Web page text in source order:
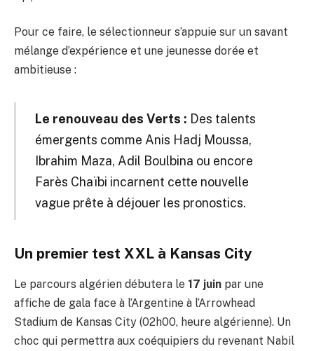
Pour ce faire, le sélectionneur s’appuie sur un savant
mélange d’expérience et une jeunesse dorée et
ambitieuse :
Le renouveau des Verts : Des talents
émergents comme Anis Hadj Moussa,
Ibrahim Maza, Adil Boulbina ou encore
Farès Chaïbi incarnent cette nouvelle
vague prête à déjouer les pronostics.
Un premier test XXL à Kansas City
Le parcours algérien débutera le 17 juin par une
affiche de gala face à l’Argentine à l’Arrowhead
Stadium de Kansas City (02h00, heure algérienne). Un
choc qui permettra aux coéquipiers du revenant Nabil